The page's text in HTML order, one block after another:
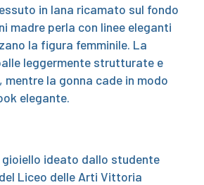
in lana ricamato sul fondo
madre perla con linee eleganti
la figura femminile. La
leggermente strutturate e
mentre la gonna cade in modo
elegante.
ideato dallo studente
del Liceo delle Arti Vittoria